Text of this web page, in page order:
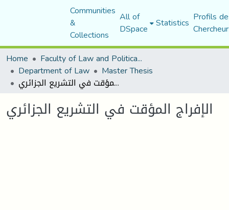
Communities
&
Collections
All of
DSpace Statistics Profils
Home
Faculty of Law and Political Science
Department of Law Master Thesis
الإفراج المؤقت في التشريع الجزائري
الإفراج المؤقت في التشريع الجزائري